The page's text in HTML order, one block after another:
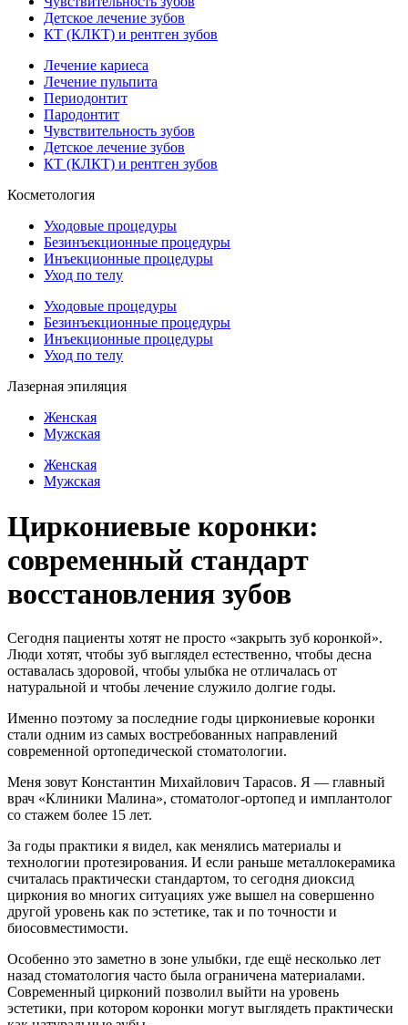
Детское лечение зубов
КТ (КЛКТ) и рентген зубов
Лечение кариеса
Лечение пульпита
Периодонтит
Пародонтит
Чувствительность зубов
Детское лечение зубов
КТ (КЛКТ) и рентген зубов
Косметология
Уходовые процедуры
Безинъекционные процедуры
Инъекционные процедуры
Уход по телу
Уходовые процедуры
Безинъекционные процедуры
Инъекционные процедуры
Уход по телу
Лазерная эпиляция
Женская
Мужская
Женская
Мужская
Циркониевые коронки:
современный стандарт
восстановления зубов
Сегодня пациенты хотят не просто «закрыть зуб коронкой».
Люди хотят, чтобы зуб выглядел естественно, чтобы десна
оставалась здоровой, чтобы улыбка не отличалась от
натуральной и чтобы лечение служило долгие годы.
Именно поэтому за последние годы циркониевые коронки
стали одним из самых востребованных направлений
современной ортопедической стоматологии.
Меня зовут Константин Михайлович Тарасов. Я — главный
врач «Клиники Малина», стоматолог-ортопед и имплантолог
со стажем более 15 лет.
За годы практики я видел, как менялись материалы и
технологии протезирования. И если раньше металлокерамика
считалась практически стандартом, то сегодня диоксид
циркония во многих ситуациях уже вышел на совершенно
другой уровень как по эстетике, так и по точности и
биосовместимости.
Особенно это заметно в зоне улыбки, где ещё несколько лет
назад стоматология часто была ограничена материалами.
Современный цирконий позволил выйти на уровень
эстетики, при котором коронки могут выглядеть практически